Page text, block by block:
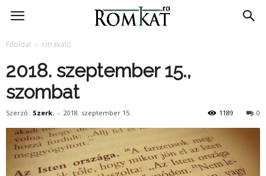
RomKat.ro
Főoldal Útravaló
2018. szeptember 15.,
szombat
Szerző: Szerk. - 2018. szeptember 15. 0
1189